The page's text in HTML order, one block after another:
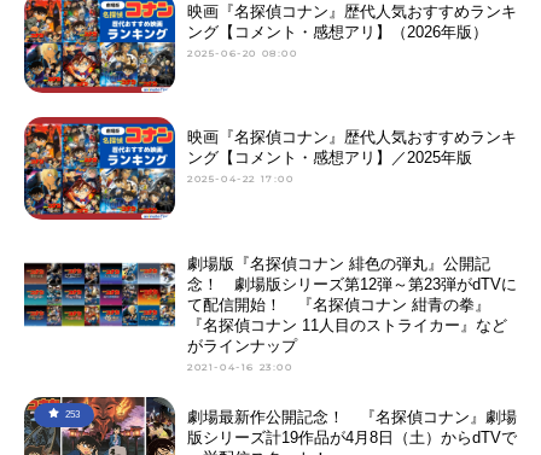
映画『名探偵コナン』歴代人気おすすめランキ
ング【コメント・感想アリ】（2026年版）
2025-06-20 08:00
映画『名探偵コナン』歴代人気おすすめランキ
ング【コメント・感想アリ】／2025年版
2025-04-22 17:00
劇場版『名探偵コナン 緋色の弾丸』公開記
念！ 劇場版シリーズ第12弾～第23弾がdTVに
て配信開始！ 『名探偵コナン 紺青の拳』
『名探偵コナン 11人目のストライカー』など
がラインナップ
2021-04-16 23:00
253
劇場最新作公開記念！ 『名探偵コナン』劇場
版シリーズ計19作品が4月8日（土）からdTVで